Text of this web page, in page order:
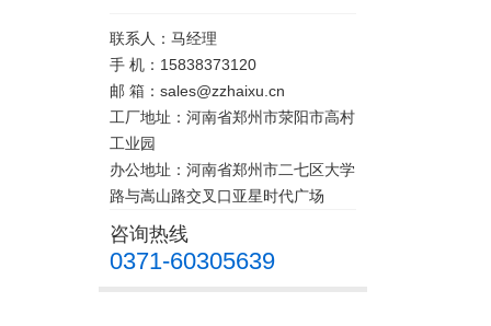
联系人：马经理
手 机：15838373120
邮 箱：sales@zzhaixu.cn
工厂地址：河南省郑州市荥阳市高村
工业园
办公地址：河南省郑州市二七区大学
路与嵩山路交叉口亚星时代广场
咨询热线
0371-60305639